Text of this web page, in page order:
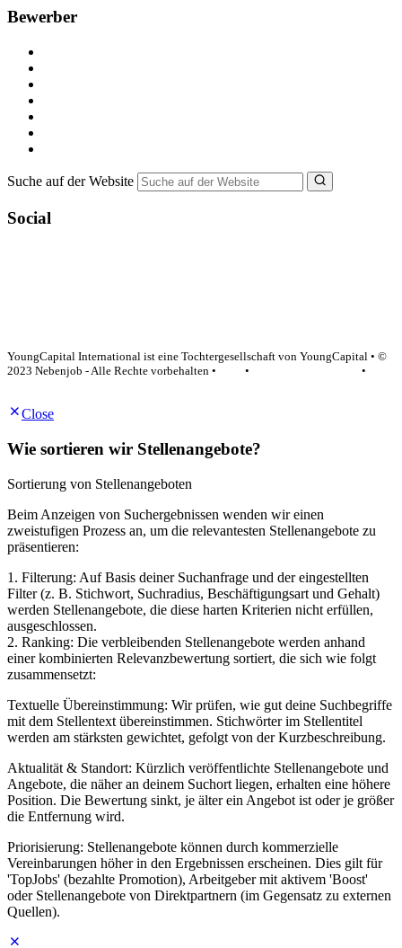
Bewerber
Suche auf der Website
Social
YoungCapital International ist eine Tochtergesellschaft von YoungCapital • ©
2023 Nebenjob - Alle Rechte vorbehalten •
•
•
Close
Wie sortieren wir Stellenangebote?
Sortierung von Stellenangeboten
Beim Anzeigen von Suchergebnissen wenden wir einen
zweistufigen Prozess an, um die relevantesten Stellenangebote zu
präsentieren:
1. Filterung: Auf Basis deiner Suchanfrage und der eingestellten
Filter (z. B. Stichwort, Suchradius, Beschäftigungsart und Gehalt)
werden Stellenangebote, die diese harten Kriterien nicht erfüllen,
ausgeschlossen.
2. Ranking: Die verbleibenden Stellenangebote werden anhand
einer kombinierten Relevanzbewertung sortiert, die sich wie folgt
zusammensetzt:
Textuelle Übereinstimmung: Wir prüfen, wie gut deine Suchbegriffe
mit dem Stellentext übereinstimmen. Stichwörter im Stellentitel
werden am stärksten gewichtet, gefolgt von der Kurzbeschreibung.
Aktualität & Standort: Kürzlich veröffentlichte Stellenangebote und
Angebote, die näher an deinem Suchort liegen, erhalten eine höhere
Position. Die Bewertung sinkt, je älter ein Angebot ist oder je größer
die Entfernung wird.
Priorisierung: Stellenangebote können durch kommerzielle
Vereinbarungen höher in den Ergebnissen erscheinen. Dies gilt für
'TopJobs' (bezahlte Promotion), Arbeitgeber mit aktivem 'Boost'
oder Stellenangebote von Direktpartnern (im Gegensatz zu externen
Quellen).